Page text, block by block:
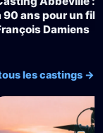
90 ans pour un
Damiens
les castings →